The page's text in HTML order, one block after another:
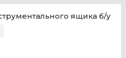
ящика б/у